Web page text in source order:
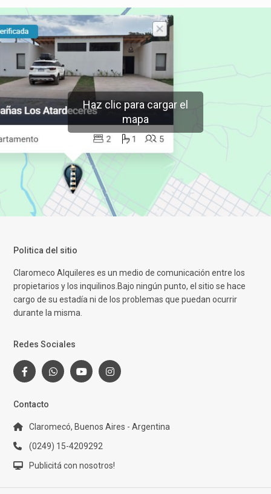
Haz clic para cargar el
mapa
Politica del sitio
Claromeco Alquileres es un medio de comunicación entre los
propietarios y los inquilinos.Bajo ningún punto, el sitio se hace
cargo de su estadía ni de los problemas que puedan ocurrir
durante la misma.
Redes Sociales
Contacto
Claromecó, Buenos Aires - Argentina
(0249) 15-4209292
Publicitá con nosotros!